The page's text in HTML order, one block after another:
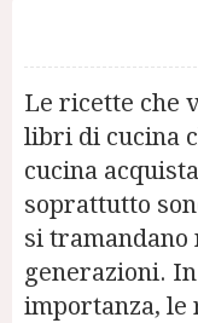
Le ricette che
libri di cucina
cucina
soprattutto
si tramandano
generazioni.
importanza, le